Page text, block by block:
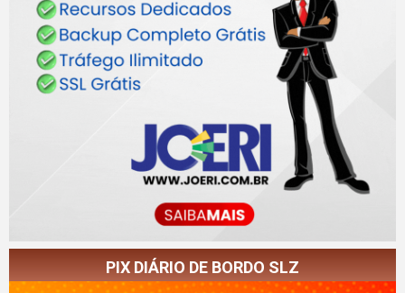
PIX DIÁRIO DE BORDO SLZ